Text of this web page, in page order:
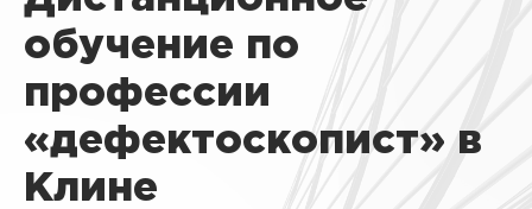
обучение по
профессии
«дефектоскопист» в
Клине